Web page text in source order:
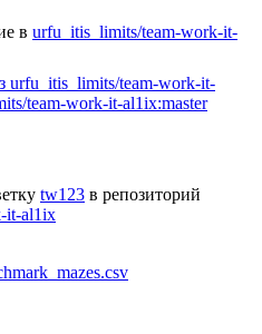
в urfu_itis_limits/team-work-it-
urfu_itis_limits/team-work-it-
team-work-it-al1ix:master
tw123 в репозиторий
it-al1ix